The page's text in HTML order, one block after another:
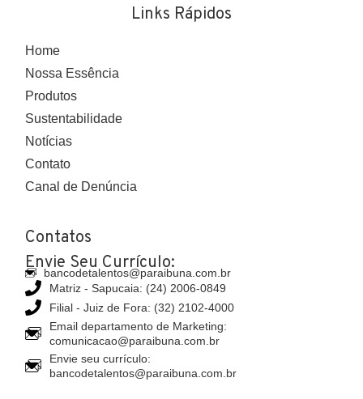
Links Rápidos
Home
Nossa Essência
Produtos
Sustentabilidade
Notícias
Contato
Canal de Denúncia
Contatos
Envie Seu Currículo:
bancodetalentos@paraibuna.com.br
Matriz - Sapucaia: (24) 2006-0849
Filial - Juiz de Fora: (32) 2102-4000
Email departamento de Marketing:
comunicacao@paraibuna.com.br
Envie seu currículo:
bancodetalentos@paraibuna.com.br